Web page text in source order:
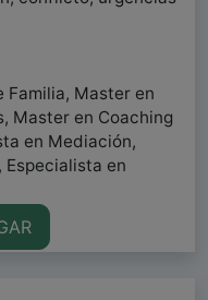
Familia, Master en
Master en Coaching
en Mediación,
Especialista en